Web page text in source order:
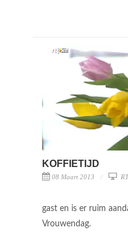
KOFFIETIJD
08 Maart 2013
gast en is er ruim
Vrouwendag.